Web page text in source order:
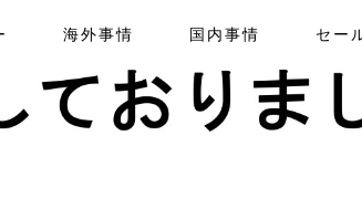
海外事情 国内事情 セー